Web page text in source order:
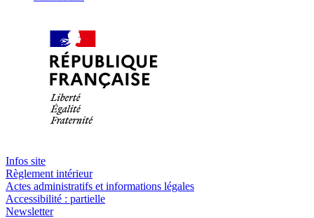
Infos site
Règlement intérieur
Actes administratifs et informations légales
Accessibilité : partielle
Newsletter